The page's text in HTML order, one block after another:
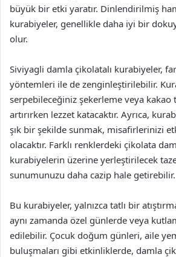
büyük bir etki yaratır. Dinlendirilmiş
kurabiyeler, genellikle daha iyi bir
olur.
Siviyagli damla çikolatalı kurabiyeler,
yöntemleri ile de zenginleştirilebilir.
serpebileceğiniz şekerleme veya kakao
artırırken lezzet katacaktır. Ayrıca,
şık bir şekilde sunmak, misafirlerinizi
olacaktır. Farklı renklerdeki çikolata
kurabiyelerin üzerine yerleştirilecek
sunumunuzu daha cazip hale getirebilir.
Bu kurabiyeler, yalnızca tatlı bir
aynı zamanda özel günlerde veya
edilebilir. Çocuk doğum günleri, aile
buluşmaları gibi etkinliklerde, damla